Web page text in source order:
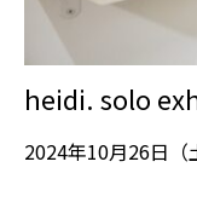
heidi. solo
2024年10月26日（